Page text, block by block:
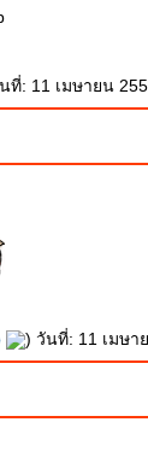
ที่: 11 เมษายน
) วันที่: 11 เมษ